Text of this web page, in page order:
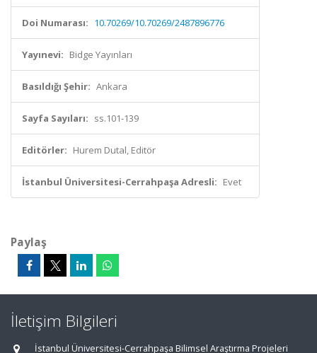
Doi Numarası: 10.70269/10.70269/2487896776
Yayınevi: Bidge Yayınları
Basıldığı Şehir: Ankara
Sayfa Sayıları: ss.101-139
Editörler: Hurem Dutal, Editör
İstanbul Üniversitesi-Cerrahpaşa Adresli: Evet
Paylaş
İletişim Bilgileri
İstanbul Üniversitesi-Cerrahpaşa Bilimsel Araştırma Projeleri